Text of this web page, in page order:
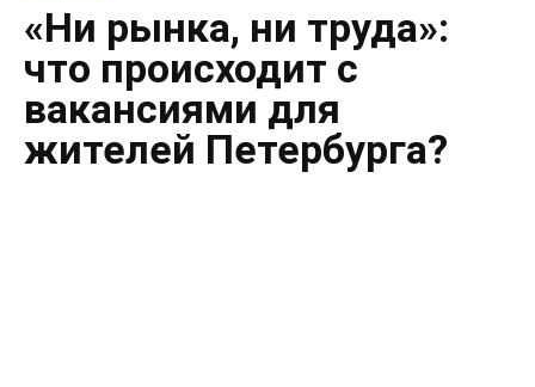
«Ни рынка, ни труда»:
что происходит с
вакансиями для
жителей Петербурга?